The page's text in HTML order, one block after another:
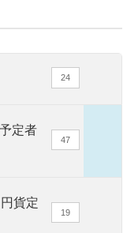
24
定者
47
貨定
19